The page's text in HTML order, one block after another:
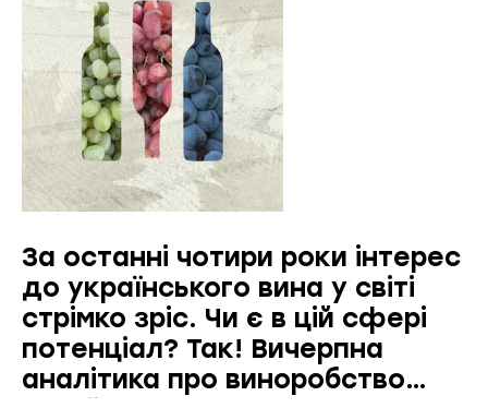
За останні чотири роки інтерес
до українського вина у світі
стрімко зріс. Чи є в цій сфері
потенціал? Так! Вичерпна
аналітика про виноробство